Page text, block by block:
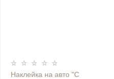
Наклейка на авто "С